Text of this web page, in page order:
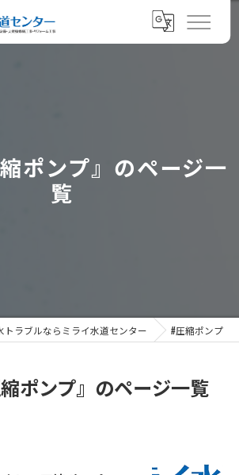
ポンプ』のページ一
覧
トラブルならミライ水道センター #圧縮ポンプ
ポンプ』のページ一覧